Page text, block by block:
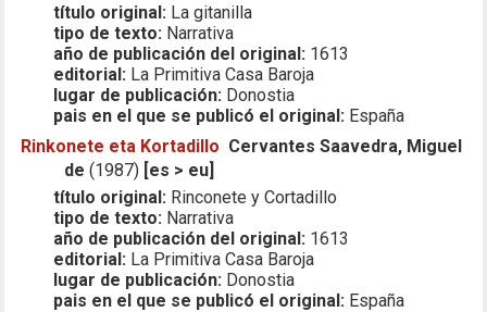
título original: La gitanilla
tipo de texto: Narrativa
año de publicación del original: 1613
editorial: La Primitiva Casa Baroja
lugar de publicación: Donostia
pais en el que se publicó el original: España
Rinkonete eta Kortadillo Cervantes Saavedra, Miguel
de (1987) [es > eu]
título original: Rinconete y Cortadillo
tipo de texto: Narrativa
año de publicación del original: 1613
editorial: La Primitiva Casa Baroja
lugar de publicación: Donostia
pais en el que se publicó el original: España